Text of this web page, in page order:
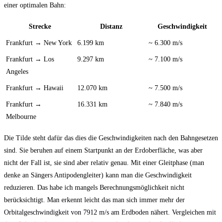
einer optimalen Bahn:
Strecke Distanz Geschwindigkeit
Frankfurt → New York 6.199 km ~ 6.300 m/s
Frankfurt → Los
Angeles
9.297 km ~ 7.100 m/s
Frankfurt → Hawaii 12.070 km ~ 7.500 m/s
Frankfurt →
Melbourne
16.331 km ~ 7.840 m/s
Die Tilde steht dafür das dies die Geschwindigkeiten nach den Bahngesetzen
sind. Sie beruhen auf einem Startpunkt an der Erdoberfläche, was aber
nicht der Fall ist, sie sind aber relativ genau. Mit einer Gleitphase (man
denke an Sängers Antipodengleiter) kann man die Geschwindigkeit
reduzieren. Das habe ich mangels Berechnungsmöglichkeit nicht
berücksichtigt. Man erkennt leicht das man sich immer mehr der
Orbitalgeschwindigkeit von 7912 m/s am Erdboden nähert. Vergleichen mit